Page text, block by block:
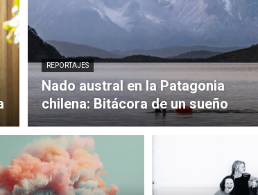
REPORTAJES
Nado austral en la Patagonia
chilena: Bitácora de un sueño